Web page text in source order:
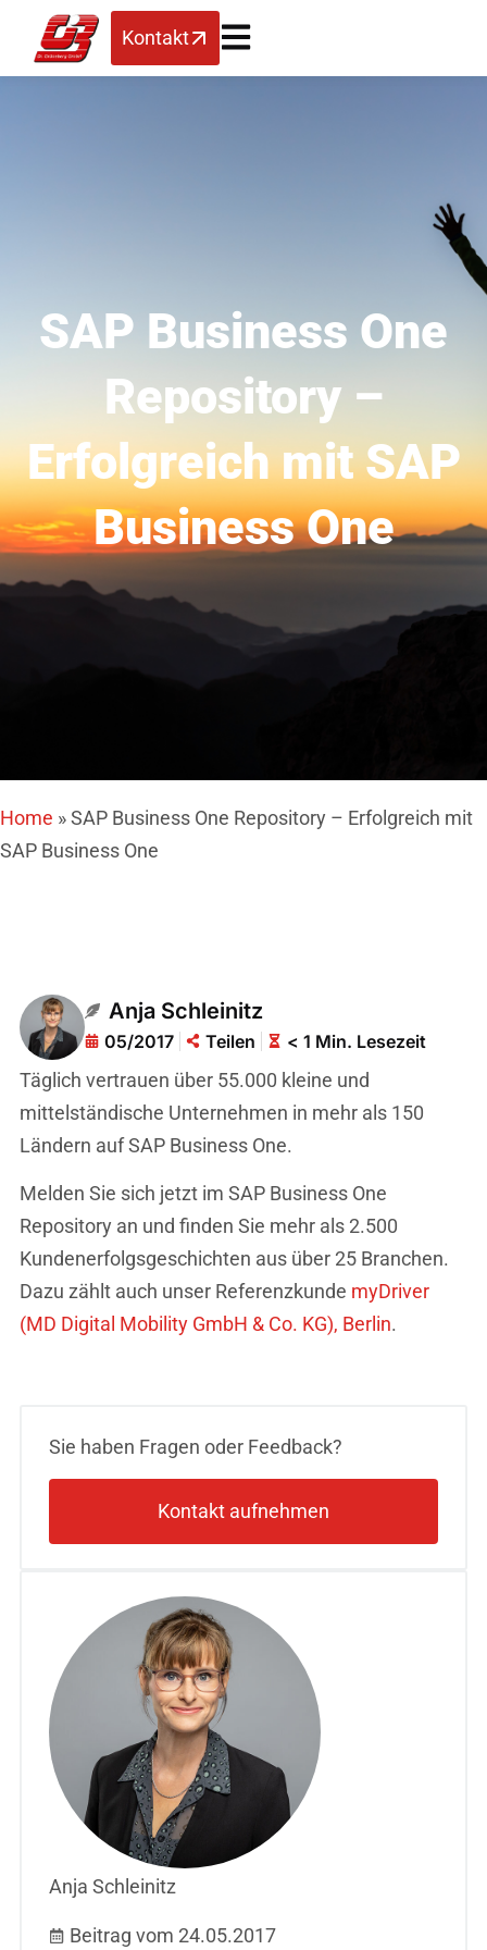
Kontakt
SAP Business One
Repository –
Erfolgreich mit SAP
Business One
Home »SAP Business One Repository – Erfolgreich mit
SAP Business One
Anja Schleinitz
05/2017 Teilen < 1 Min. Lesezeit
Täglich vertrauen über 55.000 kleine und
mittelständische Unternehmen in mehr als 150
Ländern auf SAP Business One.
Melden Sie sich jetzt im SAP Business One
Repository an und finden Sie mehr als 2.500
Kundenerfolgsgeschichten aus über 25 Branchen.
Dazu zählt auch unser Referenzkunde myDriver
(MD Digital Mobility GmbH & Co. KG), Berlin.
Sie haben Fragen oder Feedback?
Kontakt aufnehmen
Anja Schleinitz
Beitrag vom 24.05.2017